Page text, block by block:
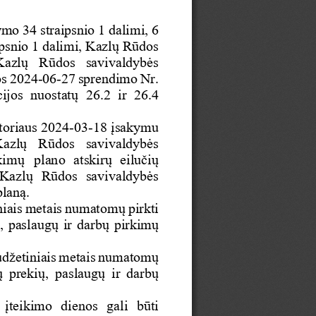
34 straipsnio 1 dalimi, 6
1 dalimi Kazlų Rūdos
ų Rūdos savivaldybės
2024-06-27 sprendimoNr.
nuostatų 26.2 ir 26.4
2024-03-18 įsakymu
ų Rūdos savivaldybės
ų plano atskirų eilučių
Kazlų Rūdos savivaldybės
ą.
metais numatomų pirkti
paslaugų ir darbų pirkimų
žetiniais metaisnumatomų
prekių paslaugų ir darbų
įteikimo dienos gali būti